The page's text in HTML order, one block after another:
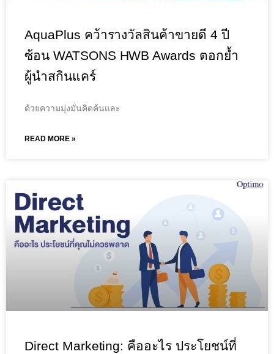
AquaPlus คว้ารางวัลสินค้าขายดี 4 ปี
ซ้อน WATSONS HWB Awards ตอกย้ำ
ผู้นำสกินแคร์
ด้วยความมุ่งมั่นคิดค้นและ
READ MORE »
Direct Marketing: คืออะไร ประโยชน์ที่